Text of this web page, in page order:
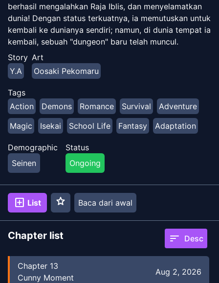
berhasil mengalahkan Raja Iblis, dan menyelamatkan
dunia! Dengan status terkuatnya, ia memutuskan untuk
kembali ke dunianya sendiri; namun, di dunia tempat ia
kembali, sebuah "dungeon" baru telah muncul.
Story
Y.A
Art
Oosaki Pekomaru
Tags
Action
Demons Romance Survival
Adventure
Magic
Isekai School Life Fantasy Adaptation
Demographic
Seinen
Status
Ongoing
add_box List star Baca dari awal
Chapter list sort Desc
Chapter 13
Cunny Moment
Aug 2, 2026